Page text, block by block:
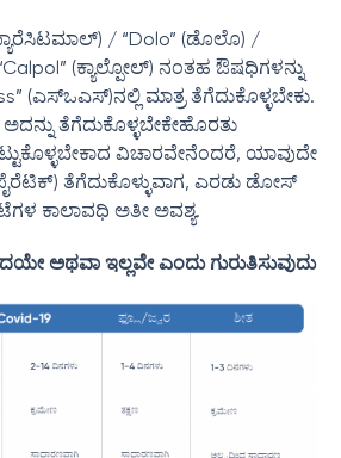
/ “Dolo” (ಡೊಲೊ) /
(ಕ್ಯಾಲ್ಪೋಲ್) ನಂತಹ ಔಷಧಿಗಳನ್ನು
(ಎಸ್‌ಒಎಸ್‌)ನಲ್ಲಿ ಮಾತ್ರ ತೆಗೆದುಕೊಳ್ಳಬೇಕು.
ತೆಗೆದುಕೊಳ್ಳಬೇಕೇಹೊರತು
ವಿಚಾರವೇನೆಂದರೆ, ಯಾವುದೇ
ತೆಗೆದುಕೊಳ್ಳುವಾಗ, ಎರಡು ಡೋಸ್
ಕಾಲಾವಧಿ ಅತೀ ಅವಶ್ಯ.
ಅಥವಾ ಇಲ್ಲವೇ ಎಂದು ಗುರುತಿಸುವುದು